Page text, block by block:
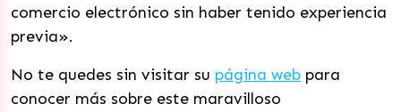
comercio electrónico sin haber tenido experiencia
previa».
No te quedes sin visitar su página web para
conocer más sobre este maravilloso